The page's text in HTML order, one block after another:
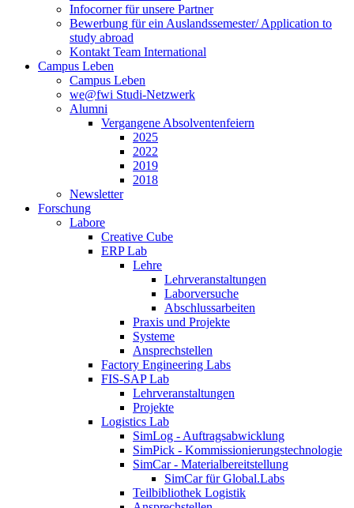
Infocorner für unsere Partner
Bewerbung für ein Auslandssemester/ Application to
study abroad
Kontakt Team International
Campus Leben
Campus Leben
we@fwi Studi-Netzwerk
Alumni
Vergangene Absolventenfeiern
2025
2022
2019
2018
Newsletter
Forschung
Labore
Creative Cube
ERP Lab
Lehre
Lehrveranstaltungen
Laborversuche
Abschlussarbeiten
Praxis und Projekte
Systeme
Ansprechstellen
Factory Engineering Labs
FIS-SAP Lab
Lehrveranstaltungen
Projekte
Logistics Lab
SimLog - Auftragsabwicklung
SimPick - Kommissionierungstechnologie
SimCar - Materialbereitstellung
SimCar für Global.Labs
Teilbibliothek Logistik